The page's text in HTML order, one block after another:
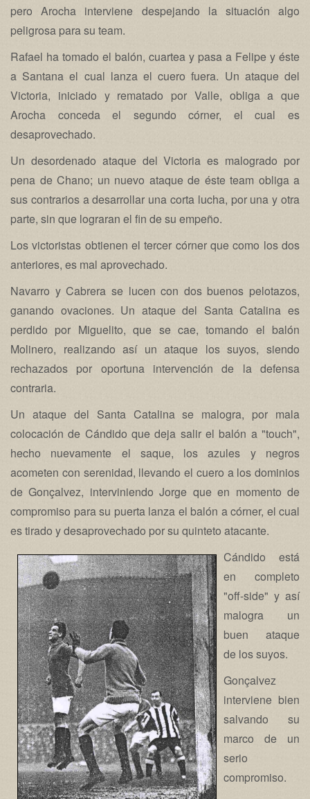
pero Arocha interviene despejando la situación algo
peligrosa para su team.
Rafael ha tomado el balón, cuartea y pasa a Felipe y éste
a Santana el cual lanza el cuero fuera. Un ataque del
Victoria, iniciado y rematado por Valle, obliga a que
Arocha conceda el segundo córner, el cual es
desaprovechado.
Un desordenado ataque del Victoria es malogrado por
pena de Chano; un nuevo ataque de éste team obliga a
sus contrarios a desarrollar una corta lucha, por una y otra
parte, sin que lograran el fin de su empeño.
Los victoristas obtienen el tercer córner que como los dos
anteriores, es mal aprovechado.
Navarro y Cabrera se lucen con dos buenos pelotazos,
ganando ovaciones. Un ataque del Santa Catalina es
perdido por Miguelito, que se cae, tomando el balón
Molinero, realizando así un ataque los suyos, siendo
rechazados por oportuna intervención de la defensa
contraria.
Un ataque del Santa Catalina se malogra, por mala
colocación de Cándido que deja salir el balón a "touch",
hecho nuevamente el saque, los azules y negros
acometen con serenidad, llevando el cuero a los dominios
de Gonçalvez, interviniendo Jorge que en momento de
compromiso para su puerta lanza el balón a córner, el cual
es tirado y desaprovechado por su quinteto atacante.
Cándido está
en completo
"off-side" y así
malogra un
buen ataque
de los suyos.
Gonçalvez
interviene bien
salvando su
marco de un
serio
compromiso.